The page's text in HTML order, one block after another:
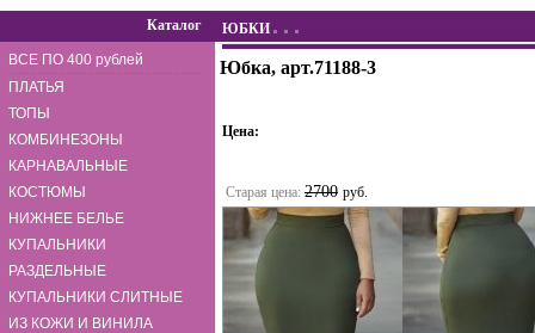
Каталог
ВСЕ ПО 400 рублей
ПЛАТЬЯ
ТОПЫ
КОМБИНЕЗОНЫ
КАРНАВАЛЬНЫЕ
КОСТЮМЫ
НИЖНЕЕ БЕЛЬЕ
КУПАЛЬНИКИ
РАЗДЕЛЬНЫЕ
КУПАЛЬНИКИ СЛИТНЫЕ
ИЗ КОЖИ И ВИНИЛА
ЮБКИ
Юбка, арт.71188-3
Цена:
Старая цена: 2700 руб.